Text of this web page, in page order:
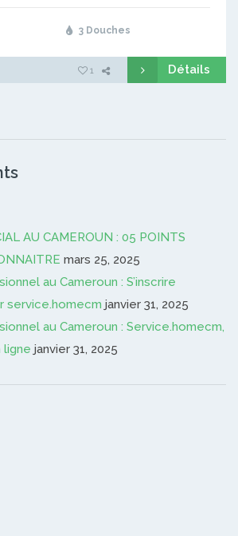
3 Douches
1 Détails
AU CAMEROUN : 05 POINTS
mars 25, 2025
au Cameroun : S’inscrire
service.homecm janvier 31, 2025
au Cameroun : Service.homecm,
ligne janvier 31, 2025